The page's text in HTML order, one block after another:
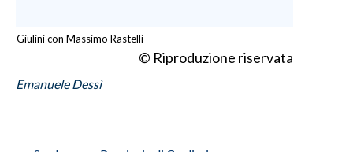
Giulini con Massimo Rastelli
© Riproduzione riservata
Emanuele Dessì